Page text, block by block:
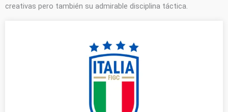
creativas pero también su admirable disciplina táctica.